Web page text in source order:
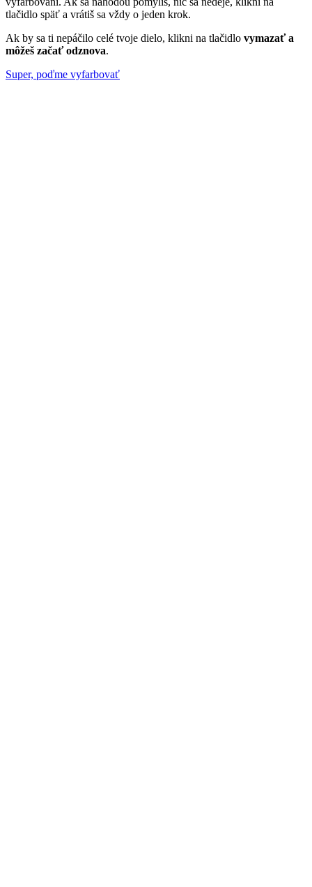
tlačidlo späť a vrátiš sa vždy o jeden krok.
Ak by sa ti nepáčilo celé tvoje dielo, klikni na tlačidlo vymazať a
môžeš začať odznova.
Super, poďme vyfarbovať